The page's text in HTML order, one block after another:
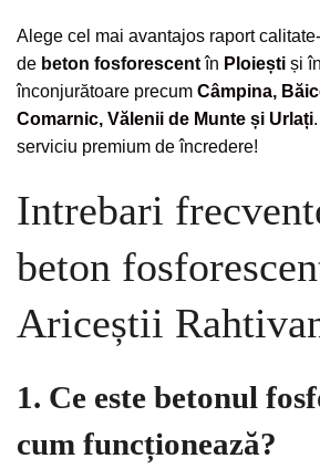
Alege cel mai avantajos raport
de beton fosforescentîn Ploiești și
înconjurătoare precum Câmpina,
Comarnic, Vălenii de Munte și Urlați
serviciu premium de încredere!
Intrebari
beton
Ariceștii
1. Ce este betonul
cum funcționează?